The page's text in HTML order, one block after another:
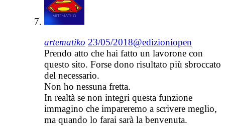
artematiko 23/05/2018@edizioniopen
Prendo atto che hai fatto un lavorone con
questo sito. Forse dono risultato più sbroccato
del necessario.
Non ho nessuna fretta.
In realtà se non integri questa funzione
immagino che impareremo a scrivere meglio,
ma quando lo farai sarà la benvenuta.